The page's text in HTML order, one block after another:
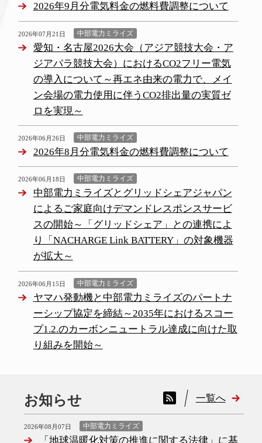
2026年9月分電気料金の燃料費調整について
2026年07月21日 中部電力ミライズ
愛知・名古屋2026大会（アジア競技大会・ア
ジアパラ競技大会）におけるCO2フリー電気
の導入について～再エネ由来の電力で、メイ
ン会場の電力使用に伴うCO2排出量の実質ゼ
ロを実現～
2026年06月26日 中部電力ミライズ
2026年8月分電気料金の燃料費調整について
2026年06月18日 中部電力ミライズ
中部電力ミライズとグリッドシェアジャパン
によるご家庭向けデマンドレスポンスサービ
スの開始～「グリッドシェア」との連携によ
り「NACHARGE Link BATTERY」の対象機器
が拡大～
2026年06月15日 中部電力ミライズ
ヤマハ発動機と中部電力ミライズのパートナ
ーシップ協定を締結～2035年におけるスコー
プ1.2.のカーボンニュートラル達成に向けた取
り組みを開始～
お知らせ 一覧へ
2026年08月07日 中部電力ミライズ
「地球温暖化対策の推進に関する法律」に基